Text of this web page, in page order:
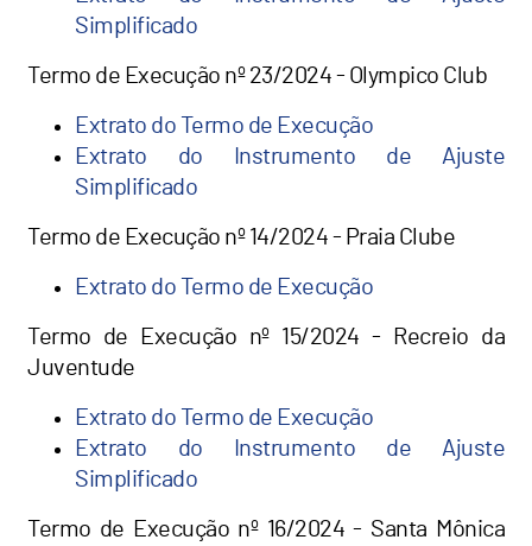
Simplificado
Termo de Execução nº 23/2024 - Olympico Club
Extrato do Termo de Execução
Extrato do Instrumento de Ajuste
Simplificado
Termo de Execução nº 14/2024 - Praia Clube
Extrato do Termo de Execução
Termo de Execução nº 15/2024 - Recreio da
Juventude
Extrato do Termo de Execução
Extrato do Instrumento de Ajuste
Simplificado
Termo de Execução nº 16/2024 - Santa Mônica